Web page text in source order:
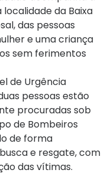
da Baixa
das pessoas
e uma criança
sem ferimentos
de Urgência
pessoas estão
procuradas sob
de Bombeiros
de forma
e resgate, com
das vítimas.